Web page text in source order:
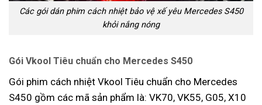
Các gói dán phim cách nhiệt bảo vệ xế yêu Mercedes S450
khỏi nắng nóng
Gói Vkool Tiêu chuẩn cho Mercedes S450
Gói phim cách nhiệt Vkool Tiêu chuẩn cho Mercedes
S450 gồm các mã sản phẩm là: VK70, VK55, G05, X10